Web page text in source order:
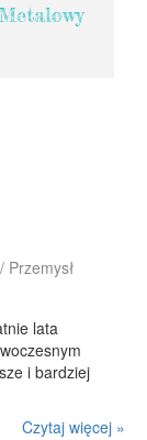
Przemysł
lata
i bardziej
Czytaj więcej »